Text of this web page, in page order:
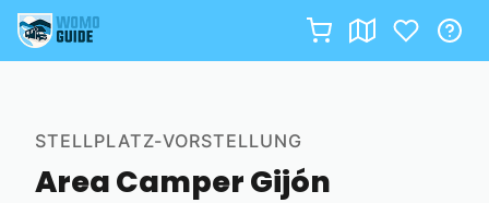
springenSTELLPLATZ-VORSTELLUNG
Area Camper Gijón